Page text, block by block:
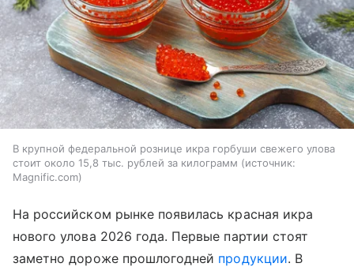
В крупной федеральной рознице икра горбуши свежего улова
стоит около 15,8 тыс. рублей за килограмм
источник:
Magnific.com
На российском рынке появилась красная икра
нового улова 2026 года. Первые партии стоят
заметно дороже прошлогодней продукции. В